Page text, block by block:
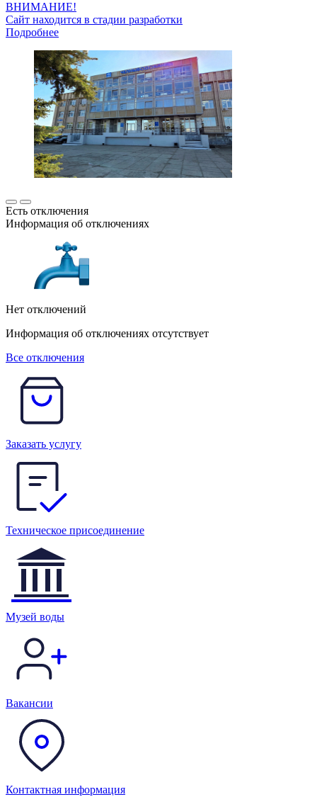
ВНИМАНИЕ!
Сайт находится в стадии разработки
Подробнее
Есть отключения
Информация об отключениях
Нет отключений
Информация об отключениях отсутствует
Все отключения
Заказать услугу
Техническое присоединение
Музей воды
Вакансии
Контактная информация